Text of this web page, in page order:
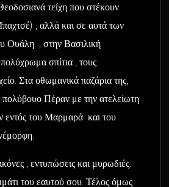
τείχη που στέκουν
, αλλά και σε αυτά των
Ουάλη , στην Βασιλική
σπίτια , τους
Στα οθωμανικά παζάρια της,
πολύβουο Πέραν με την ατελείωτη
εντός του Μαρμαρά και του
, εντυπώσεις και μυρωδιές.
του εαυτού σου. Τέλος όμως